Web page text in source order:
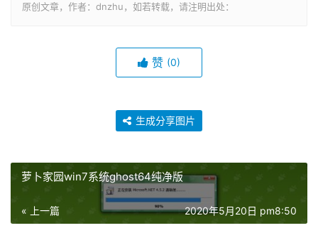
原创文章，作者：dnzhu，如若转载，请注明出处：
赞 (0)
生成分享图片
萝卜家园win7系统ghost64纯净版
« 上一篇 2020年5月20日 pm8:50